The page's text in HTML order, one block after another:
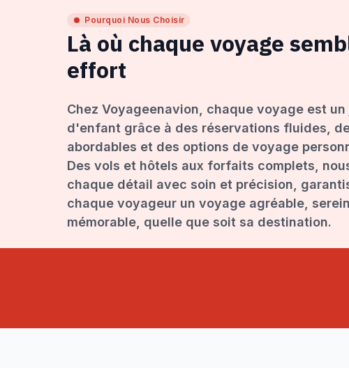
Pourquoi Nous Choisir
Là où chaque voyage
effort
Chez Voyageenavion, chaque voyage est un
d'enfant grâce à des réservations fluides,
abordables et des options de voyage
Des vols et hôtels aux forfaits complets,
chaque détail avec soin et précision,
chaque voyageur un voyage agréable,
mémorable, quelle que soit sa destination.